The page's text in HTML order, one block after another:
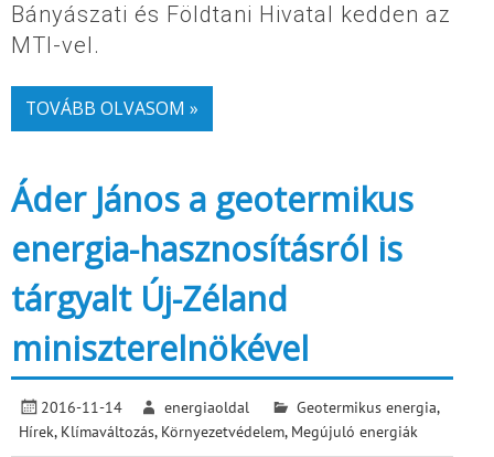
Bányászati és Földtani Hivatal kedden az
MTI-vel.
TOVÁBB OLVASOM »
Áder János a geotermikus
energia-hasznosításról is
tárgyalt Új-Zéland
miniszterelnökével
2016-11-14 energiaoldal Geotermikus energia,
Hírek, Klímaváltozás, Környezetvédelem, Megújuló energiák